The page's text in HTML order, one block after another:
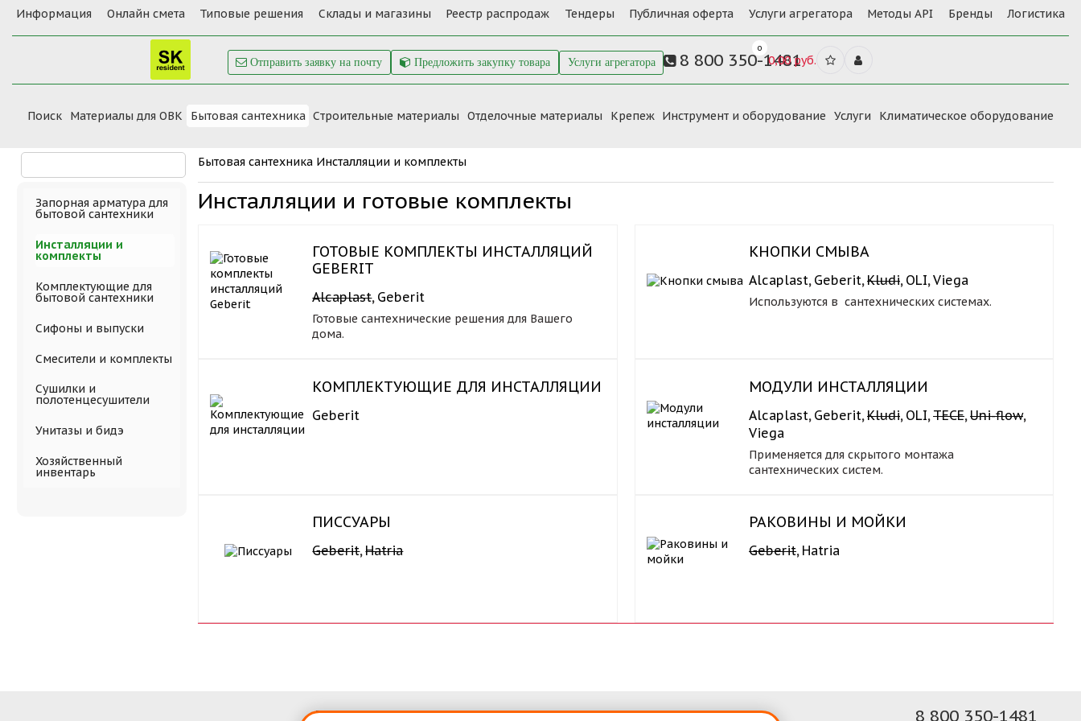
Информация Онлайн смета Типовые решения Склады и магазины Реестр распродаж Тендеры Публичная оферта Услуги агрегатора Методы API Бренды Логистика
Отправить заявку на почту Предложить закупку товара Услуги агрегатора 8 800 350-1481
0
0,00 руб.
Поиск Материалы для ОВК Бытовая сантехника Cтроительные материалы Отделочные материалы Крепеж Инструмент и оборудование Услуги Климатическое оборудование
Бытовая сантехника Инсталляции и комплекты
Инсталляции и готовые комплекты
ГОТОВЫЕ КОМПЛЕКТЫ ИНСТАЛЛЯЦИЙ
GEBERIT
Alcaplast, Geberit
Готовые сантехнические решения для Вашего
дома.
КНОПКИ СМЫВА
Alcaplast, Geberit,Kludi, OLI,Viega
Используются в сантехнических системах.
КОМПЛЕКТУЮЩИЕ ДЛЯ ИНСТАЛЛЯЦИИ
Geberit
МОДУЛИ ИНСТАЛЛЯЦИИ
Alcaplast, Geberit,Kludi, OLI,TECE,Uni-flow,
Viega
Применяется для скрытого монтажа
сантехнических систем.
ПИССУАРЫ
Geberit,Hatria
РАКОВИНЫ И МОЙКИ
Geberit, Hatria
Запорная арматура для
бытовой сантехники
Инсталляции и
комплекты
Комплектующие для
бытовой сантехники
Сифоны и выпуски
Смесители и комплекты
Сушилки и
полотенцесушители
Унитазы и бидэ
Хозяйственный
инвентарь
Политика Договор-оферта 8 800 350-1481